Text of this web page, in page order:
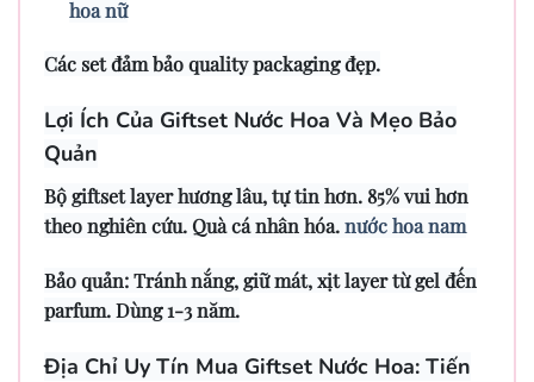
hoa nữ
Các set đảm bảo quality packaging đẹp.
Lợi Ích Của Giftset Nước Hoa Và Mẹo Bảo
Quản
Bộ giftset layer hương lâu, tự tin hơn. 85% vui hơn
theo nghiên cứu. Quà cá nhân hóa.nước hoa nam
Bảo quản: Tránh nắng, giữ mát, xịt layer từ gel đến
parfum. Dùng 1-3 năm.
Địa Chỉ Uy Tín Mua Giftset Nước Hoa: Tiến